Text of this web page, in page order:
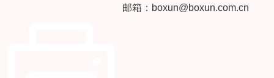
邮箱：boxun@boxun.com.cn